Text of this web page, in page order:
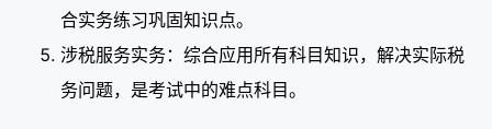
合实务练习巩固知识点。
涉税服务实务：综合应用所有科目知识，解决实际税
务问题，是考试中的难点科目。